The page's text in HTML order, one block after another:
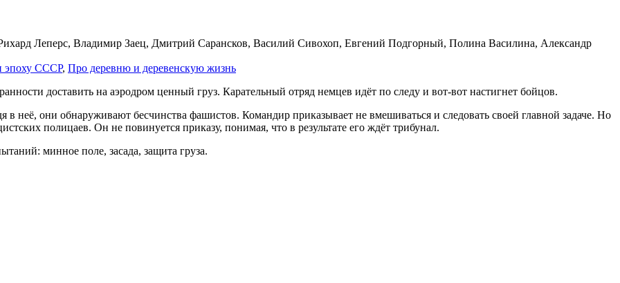
Леперс, Владимир Заец, Дмитрий Сарансков, Василий Сивохоп, Евгений Подгорный, Полина Василина, Александр
эпо­ху СССР, Про де­рев­ню и де­ре­вен­скую жизнь
дос­та­вить на аэ­ро­дром цен­ный груз. Ка­ра­тель­ный от­ряд нем­цев идёт по сле­ду и вот-вот на­стиг­нет бой­цов.
неё, они об­на­ру­жи­ва­ют бес­чин­ст­ва фа­ши­стов. Ко­ман­дир при­ка­зы­ва­ет не вме­ши­вать­ся и сле­до­вать сво­ей глав­ной за­да­че. Но
по­ли­ца­ев. Он не по­ви­ну­ет­ся при­ка­зу, по­ни­мая, что в ре­зуль­та­те его ждёт три­бу­нал.
мин­ное по­ле, за­са­да, за­щи­та гру­за.